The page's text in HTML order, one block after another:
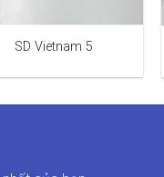
SD Vietnam 5